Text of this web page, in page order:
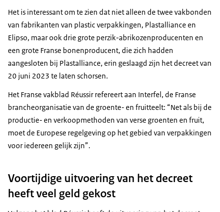
Het is interessant om te zien dat niet alleen de twee vakbonden
van fabrikanten van plastic verpakkingen, Plastalliance en
Elipso, maar ook drie grote perzik-abrikozenproducenten en
een grote Franse bonenproducent, die zich hadden
aangesloten bij Plastalliance, erin geslaagd zijn het decreet van
20 juni 2023 te laten schorsen.
Het Franse vakblad Réussir refereert aan Interfel, de Franse
brancheorganisatie van de groente- en fruitteelt: “Net als bij de
productie- en verkoopmethoden van verse groenten en fruit,
moet de Europese regelgeving op het gebied van verpakkingen
voor iedereen gelijk zijn”.
Voortijdige uitvoering van het decreet
heeft veel geld gekost